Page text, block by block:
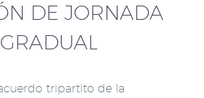
DE JORNADA
tripartito de la